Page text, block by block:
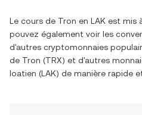
Le cours de Tron en LAK est mis
pouvez également voir les
d'autres cryptomonnaies
de Tron (TRX) et d'autres
loatien (LAK) de manière rapide